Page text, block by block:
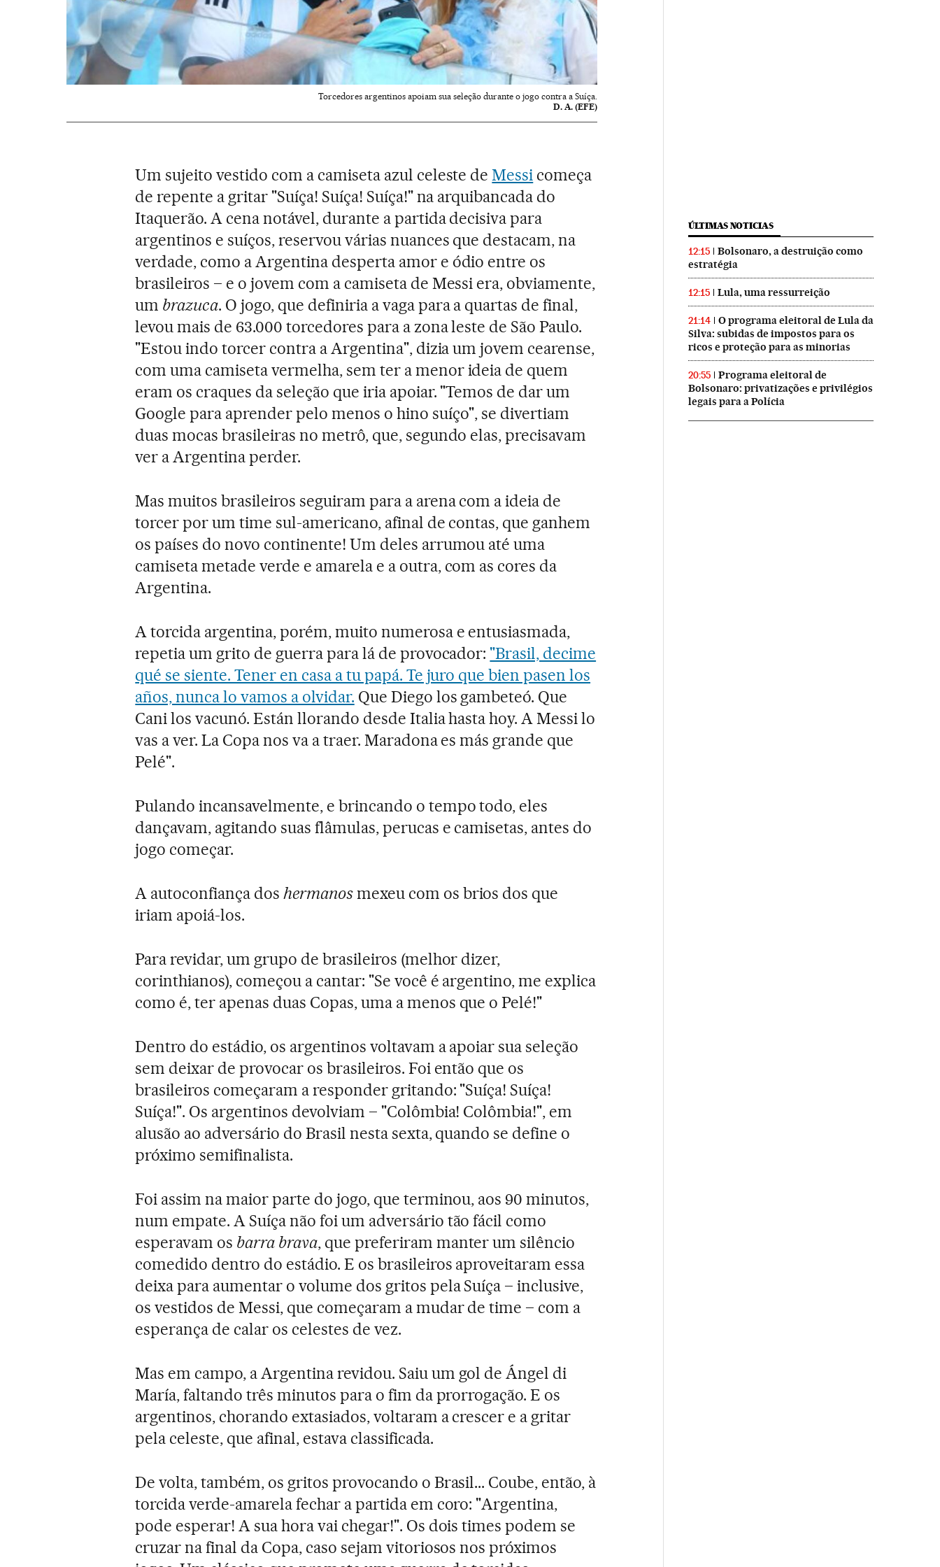
Torcedores argentinos apoiam sua seleção durante o jogo contra a Suíça.
D. A. (EFE)
Um sujeito vestido com a camiseta azul celeste deMessi começa
de repente a gritar "Suíça! Suíça! Suíça!" na arquibancada do
Itaquerão. A cena notável, durante a partida decisiva para
argentinos e suíços, reservou várias nuances que destacam, na
verdade, como a Argentina desperta amor e ódio entre os
brasileiros – e o jovem com a camiseta de Messi era, obviamente,
um brazuca. O jogo, que definiria a vaga para a quartas de final,
levou mais de 63.000 torcedores para a zona leste de São Paulo.
"Estou indo torcer contra a Argentina", dizia um jovem cearense,
com uma camiseta vermelha, sem ter a menor ideia de quem
eram os craques da seleção que iria apoiar. "Temos de dar um
Google para aprender pelo menos o hino suíço", se divertiam
duas mocas brasileiras no metrô, que, segundo elas, precisavam
ver a Argentina perder.
Mas muitos brasileiros seguiram para a arena com a ideia de
torcer por um time sul-americano, afinal de contas, que ganhem
os países do novo continente! Um deles arrumou até uma
camiseta metade verde e amarela e a outra, com as cores da
Argentina.
A torcida argentina, porém, muito numerosa e entusiasmada,
repetia um grito de guerra para lá de provocador: "Brasil, decime
qué se siente. Tener en casa a tu papá. Te juro que bien pasen los
años, nunca lo vamos a olvidar. Que Diego los gambeteó. Que
Cani los vacunó. Están llorando desde Italia hasta hoy. A Messi lo
vas a ver. La Copa nos va a traer. Maradona es más grande que
Pelé".
Pulando incansavelmente, e brincando o tempo todo, eles
dançavam, agitando suas flâmulas, perucas e camisetas, antes do
jogo começar.
A autoconfiança dos hermanosmexeu com os brios dos que
iriam apoiá-los.
Para revidar, um grupo de brasileiros (melhor dizer,
corinthianos), começou a cantar: "Se você é argentino, me explica
como é, ter apenas duas Copas, uma a menos que o Pelé!"
Dentro do estádio, os argentinos voltavam a apoiar sua seleção
sem deixar de provocar os brasileiros. Foi então que os
brasileiros começaram a responder gritando: "Suíça! Suíça!
Suíça!". Os argentinos devolviam – "Colômbia! Colômbia!", em
alusão ao adversário do Brasil nesta sexta, quando se define o
próximo semifinalista.
Foi assim na maior parte do jogo, que terminou, aos 90 minutos,
num empate. A Suíça não foi um adversário tão fácil como
esperavam os barra brava, que preferiram manter um silêncio
comedido dentro do estádio. E os brasileiros aproveitaram essa
deixa para aumentar o volume dos gritos pela Suíça – inclusive,
os vestidos de Messi, que começaram a mudar de time – com a
esperança de calar os celestes de vez.
Mas em campo, a Argentina revidou. Saiu um gol de Ángel di
María, faltando três minutos para o fim da prorrogação. E os
argentinos, chorando extasiados, voltaram a crescer e a gritar
pela celeste, que afinal, estava classificada.
De volta, também, os gritos provocando o Brasil... Coube, então, à
torcida verde-amarela fechar a partida em coro: "Argentina,
pode esperar! A sua hora vai chegar!". Os dois times podem se
cruzar na final da Copa, caso sejam vitoriosos nos próximos
ÚLTIMAS NOTICIAS
12:15
Bolsonaro, a destruição como
estratégia
12:15 Lula, uma ressurreição
21:14
O programa eleitoral de Lula da
Silva: subidas de impostos para os
ricos e proteção para as minorias
20:55
Programa eleitoral de
Bolsonaro: privatizações e privilégios
legais para a Polícia